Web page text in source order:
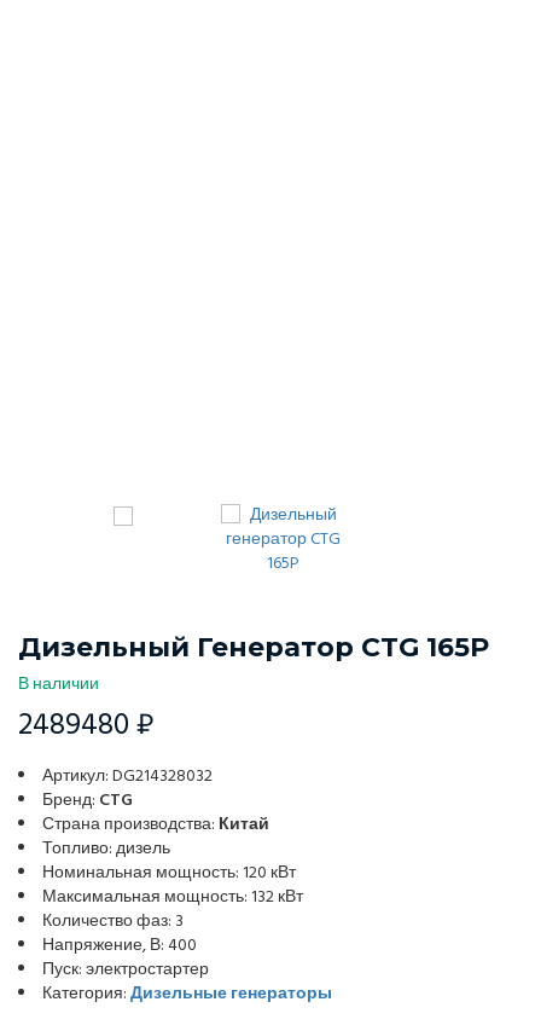
Дизельный Генератор CTG 165P
В наличии
2489480 ₽
Артикул: DG214328032
Бренд: CTG
Страна производства: Китай
Топливо: дизель
Номинальная мощность: 120 кВт
Максимальная мощность: 132 кВт
Количество фаз: 3
Напряжение, В: 400
Пуск: электростартер
Категория:Дизельные генераторы